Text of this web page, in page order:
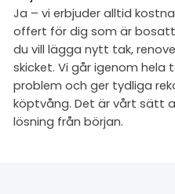
Ja – vi erbjuder alltid
offert för dig som är
du vill lägga nytt tak,
skicket. Vi går igenom hela
problem och ger tydliga
köptvång. Det är vårt sätt
lösning från början.